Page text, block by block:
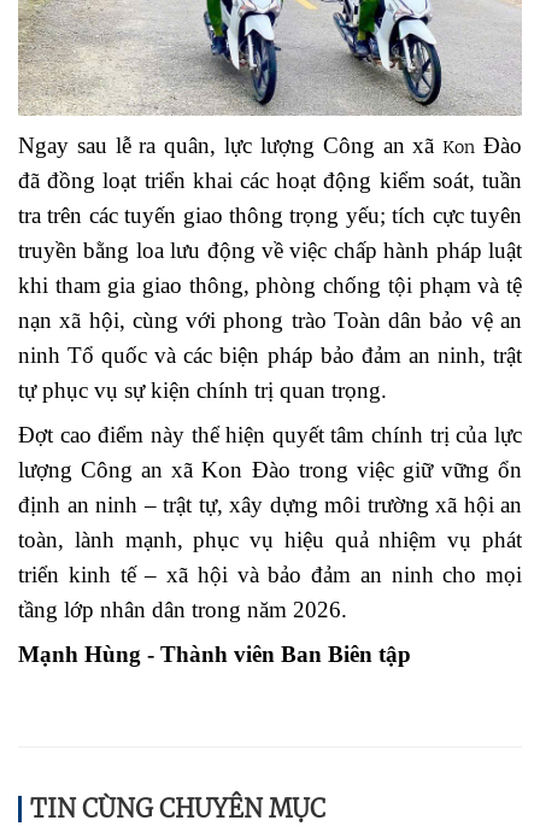
Ngay sau lễ ra quân, lực lượng Công an xãKon Đào
đã đồng loạt triển khai các hoạt động kiểm soát, tuần
tra trên các tuyến giao thông trọng yếu; tích cực tuyên
truyền bằng loa lưu động về việc chấp hành pháp luật
khi tham gia giao thông, phòng chống tội phạm và tệ
nạn xã hội, cùng với phong trào Toàn dân bảo vệ an
ninh Tổ quốc và các biện pháp bảo đảm an ninh, trật
tự phục vụ sự kiện chính trị quan trọng.
Đợt cao điểm này thể hiện quyết tâm chính trị của lực
lượng Công an xã Kon Đào trong việc giữ vững ổn
định an ninh – trật tự, xây dựng môi trường xã hội an
toàn, lành mạnh, phục vụ hiệu quả nhiệm vụ phát
triển kinh tế – xã hội và bảo đảm an ninh cho mọi
tầng lớp nhân dân trong năm 2026.
Mạnh Hùng - Thành viên Ban Biên tập
TIN CÙNG CHUYÊN MỤC